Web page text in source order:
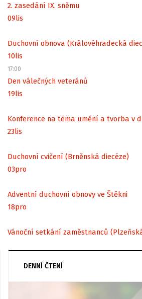
2. zasedání IX. sněmu
09lis
Duchovní obnova (Královéhradecká
10lis
17:00
Den válečných veteránů
19lis
Konference na téma umění a tvorba v
23lis
Duchovní cvičení (Brněnská diecéze)
03pro
Adventní duchovní obnovy ve Štěkni
18pro
Vánoční setkání zaměstnanců
DENNÍ ČTENÍ